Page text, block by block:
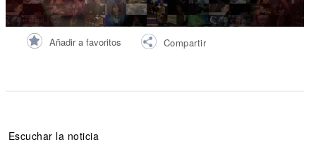
Añadir a favoritos Compartir
Escuchar la noticia